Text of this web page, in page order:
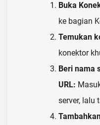
Buka
ke bagian
Temukan
konektor
Beri nama
URL:
server, lalu